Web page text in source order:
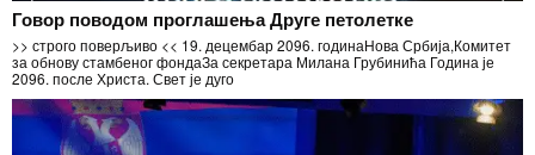
Говор поводом проглашења Друге петолетке
>> строго поверљиво << 19. децембар 2096. годинаНова Србија,Комитет
за обнову стамбеног фондаЗа секретара Милана Грубинића Година је
2096. после Христа. Свет је дуго